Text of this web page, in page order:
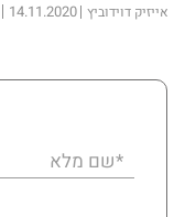
אייזיק דוידוביץ 14.11.2020
*שם מלא